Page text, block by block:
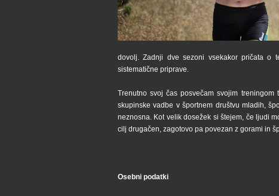
dovolj. Zadnji dve sezoni vsekakor pričata o
sistematične priprave.
Trenutno svoj čas posvečam svojim
skupinske vadbe v športnem društvu mladih,
neznosna. Kot velik dosežek si štejem, če ljudi
cilj drugačen, zagotovo pa povezan z gorami in
Osebni podatki